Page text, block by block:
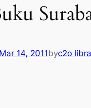
Mar 14, 2011byc2o